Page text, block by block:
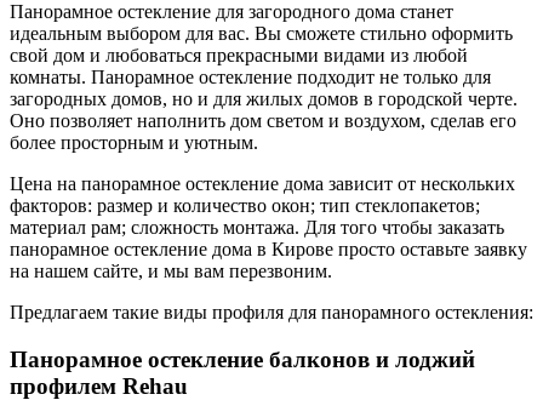
Панорамное остекление для загородного дома станет
идеальным выбором для вас. Вы сможете стильно оформить
свой дом и любоваться прекрасными видами из любой
комнаты. Панорамное остекление подходит не только для
загородных домов, но и для жилых домов в городской черте.
Оно позволяет наполнить дом светом и воздухом, сделав его
более просторным и уютным.
Цена на панорамное остекление дома зависит от нескольких
факторов: размер и количество окон; тип стеклопакетов;
материал рам; сложность монтажа. Для того чтобы заказать
панорамное остекление дома в Кирове просто оставьте заявку
на нашем сайте, и мы вам перезвоним.
Предлагаем такие виды профиля для панорамного остекления:
Панорамное остекление балконов и лоджий
профилем Rehau